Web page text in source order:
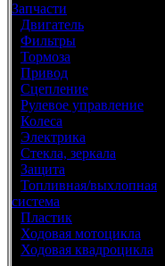
Запчасти
Двигатель
Фильтры
Тормоза
Привод
Сцепление
Рулевое управление
Колеса
Электрика
Стекла, зеркала
Защита
Топливная/выхлопная
система
Пластик
Ходовая мотоцикла
Ходовая квадроцикла